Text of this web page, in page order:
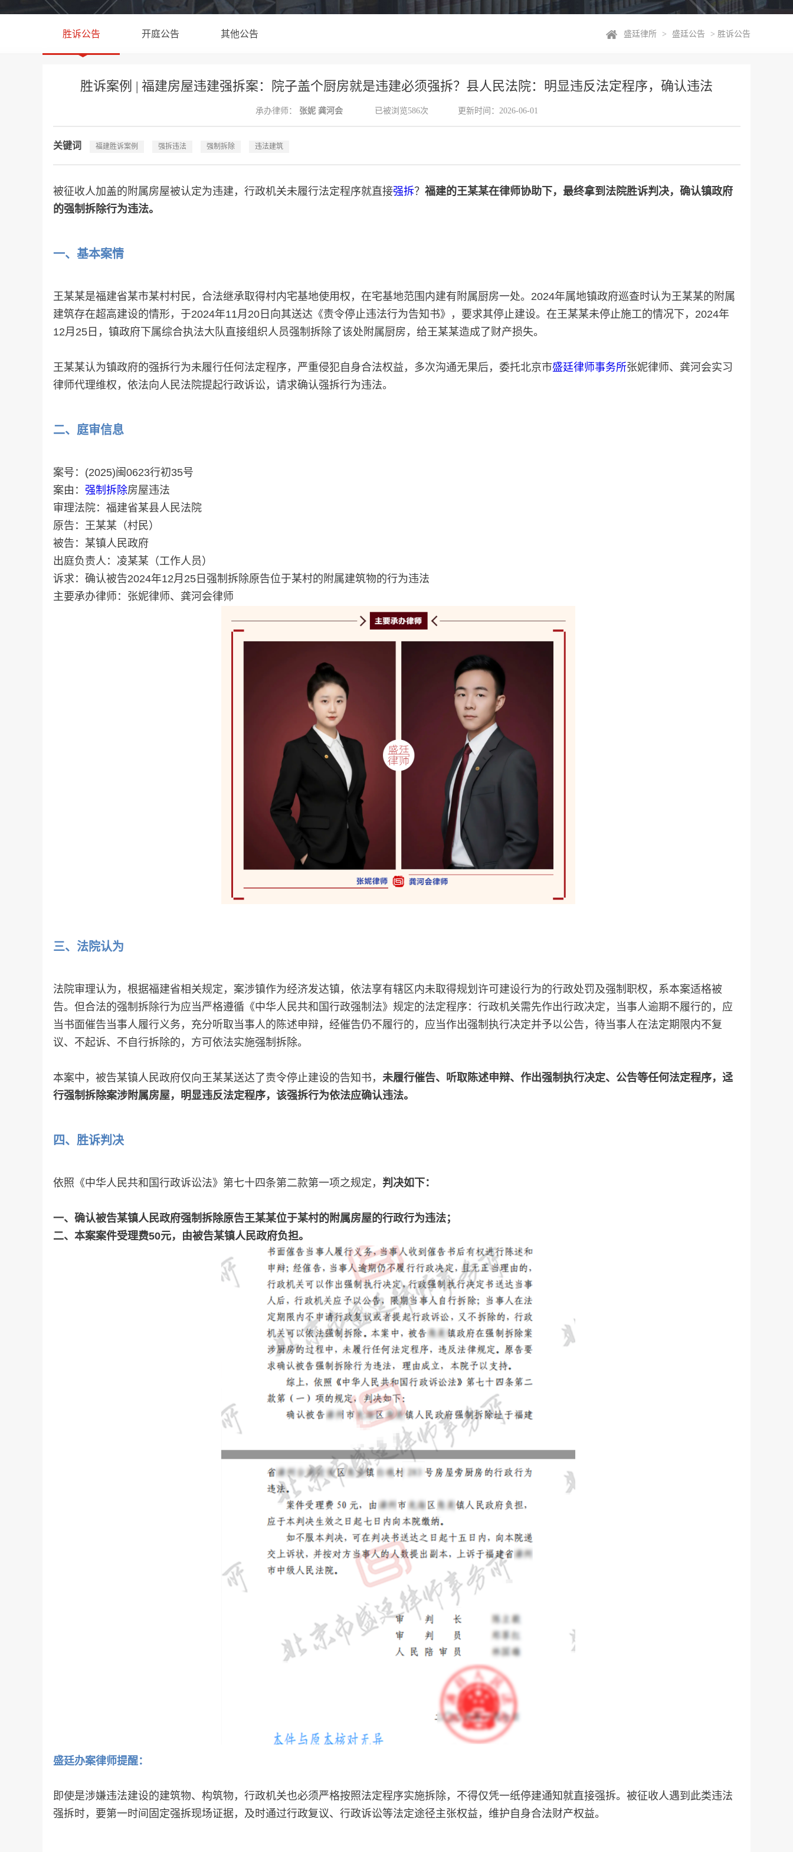
胜诉公告 开庭公告 其他公告 盛廷律所 > 盛廷公告 > 胜诉公告
胜诉案例 | 福建房屋违建强拆案：院子盖个厨房就是违建必须强拆？县人民法院：明显违反法定程序，确认违法
承办律师： 张妮 龚河会 已被浏览586次 更新时间：2026-06-01
关键词 福建胜诉案例 强拆违法 强制拆除 违法建筑
被征收人加盖的附属房屋被认定为违建，行政机关未履行法定程序就直接强拆？ 福建的王某某在律师协助下，最终拿到法院胜诉判决，确认镇政府
的强制拆除行为违法。
一、 基本案情
王某某是福建省某市某村村民，合法继承取得村内宅基地使用权，在宅基地范围内建有附属厨房一处。2024年属地镇政府巡查时认为王某某的附属
建筑存在超高建设的情形，于2024年11月20日向其送达《责令停止违法行为告知书》，要求其停止建设。在王某某未停止施工的情况下，2024年
12月25日，镇政府下属综合执法大队直接组织人员强制拆除了该处附属厨房，给王某某造成了财产损失。
王某某认为镇政府的强拆行为未履行任何法定程序，严重侵犯自身合法权益，多次沟通无果后，委托北京市盛廷律师事务所张妮律师、龚河会实习
律师代理维权，依法向人民法院提起行政诉讼，请求确认强拆行为违法。
二、 庭审信息
案号：(2025)闽0623行初35号
案由： 强制拆除房屋违法
审理法院：福建省某县人民法院
原告：王某某（村民）
被告：某镇人民政府
出庭负责人：凌某某（工作人员）
诉求：确认被告2024年12月25日强制拆除原告位于某村的附属建筑物的行为违法
主要承办律师：张妮律师、龚河会律师
三、 法院认为
法院审理认为，根据福建省相关规定，案涉镇作为经济发达镇，依法享有辖区内未取得规划许可建设行为的行政处罚及强制职权，系本案适格被
告。但合法的强制拆除行为应当严格遵循《中华人民共和国行政强制法》规定的法定程序：行政机关需先作出行政决定，当事人逾期不履行的，应
当书面催告当事人履行义务，充分听取当事人的陈述申辩，经催告仍不履行的，应当作出强制执行决定并予以公告，待当事人在法定期限内不复
议、不起诉、不自行拆除的，方可依法实施强制拆除。
本案中，被告某镇人民政府仅向王某某送达了责令停止建设的告知书， 未履行催告、听取陈述申辩、作出强制执行决定、公告等任何法定程序，迳
行强制拆除案涉附属房屋，明显违反法定程序，该强拆行为依法应确认违法。
四、 胜诉判决
依照《中华人民共和国行政诉讼法》第七十四条第二款第一项之规定， 判决如下：
一、确认被告某镇人民政府强制拆除原告王某某位于某村的附属房屋的行政行为违法；
二、本案案件受理费50元，由被告某镇人民政府负担。
盛廷办案律师提醒：
即使是涉嫌违法建设的建筑物、构筑物，行政机关也必须严格按照法定程序实施拆除，不得仅凭一纸停建通知就直接强拆。被征收人遇到此类违法
强拆时，要第一时间固定强拆现场证据，及时通过行政复议、行政诉讼等法定途径主张权益，维护自身合法财产权益。